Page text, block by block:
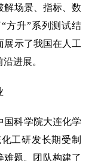
解场景、指标、数
方升”系列测试结
展示了我国在人工
进展。
国科学院大连化学
工研发长期受制
难题。团队构建了